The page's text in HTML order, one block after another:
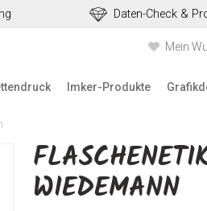
Daten-Check &
Mein
Imker-Produkte
WIEDEMANN